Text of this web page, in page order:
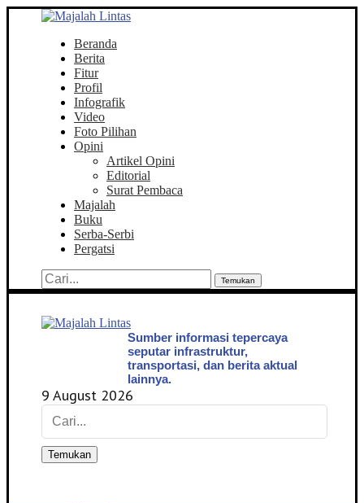
Beranda
Berita
Fitur
Profil
Infografik
Video
Foto Pilihan
Opini
Artikel Opini
Editorial
Surat Pembaca
Majalah
Buku
Serba-Serbi
Pergatsi
Temukan
Sumber informasi tepercaya
seputar infrastruktur,
transportasi, dan berita aktual
lainnya.
9 August 2026
Temukan